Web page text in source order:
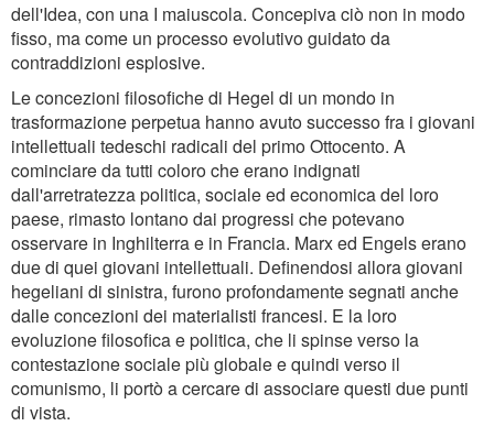
dell'Idea, con una I maiuscola. Concepiva ciò non in modo
fisso, ma come un processo evolutivo guidato da
contraddizioni esplosive.
Le concezioni filosofiche di Hegel di un mondo in
trasformazione perpetua hanno avuto successo fra i giovani
intellettuali tedeschi radicali del primo Ottocento. A
cominciare da tutti coloro che erano indignati
dall'arretratezza politica, sociale ed economica del loro
paese, rimasto lontano dai progressi che potevano
osservare in Inghilterra e in Francia. Marx ed Engels erano
due di quei giovani intellettuali. Definendosi allora giovani
hegeliani di sinistra, furono profondamente segnati anche
dalle concezioni dei materialisti francesi. E la loro
evoluzione filosofica e politica, che li spinse verso la
contestazione sociale più globale e quindi verso il
comunismo, li portò a cercare di associare questi due punti
di vista.